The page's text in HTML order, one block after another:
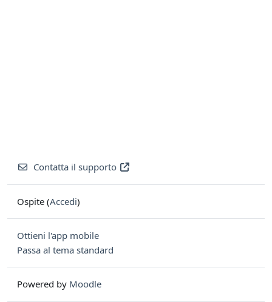
Contatta il supporto
Ospite (Accedi)
Ottieni l'app mobile
Passa al tema standard
Powered by Moodle